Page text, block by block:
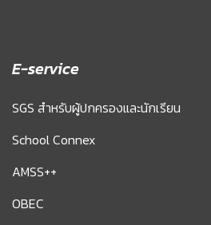
E-service
SGS สำหรับผู้ปกครองและนักเรียน
School Connex
AMSS++
OBEC